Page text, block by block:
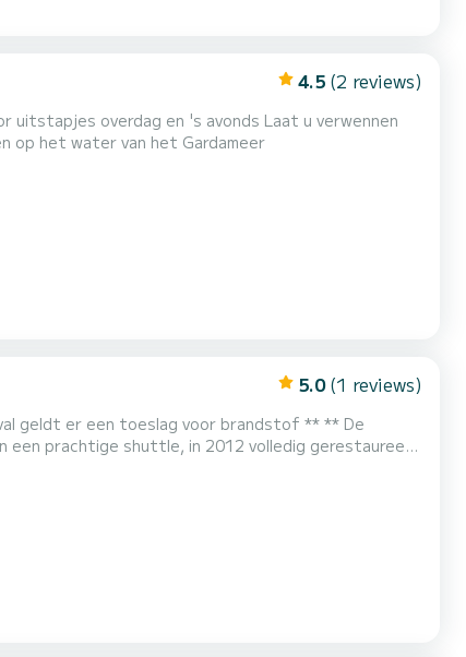
4.5 (2 reviews)
en 's avonds Laat u verwennen
op het water van het Gardameer
5.0 (1 reviews)
er een toeslag voor brandstof ** ** De
en ontspanning kunt doorbrengen in het